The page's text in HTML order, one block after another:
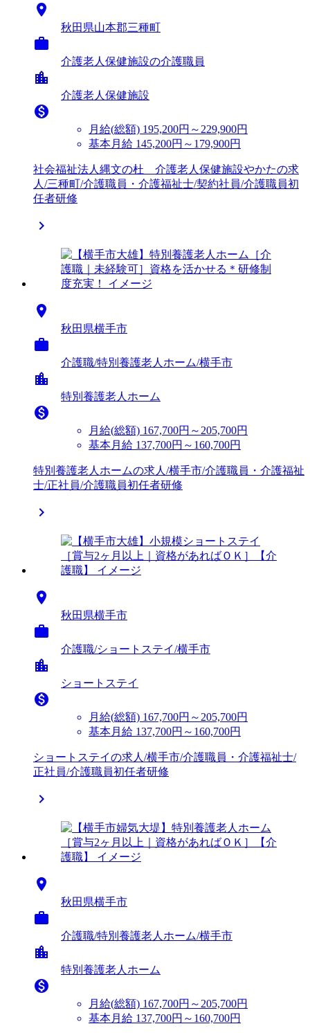

秋田県山本郡三種町

介護老人保健施設の介護職員
location_city
介護老人保健施設

月給(総額) 195,200円～229,900円
基本月給 145,200円～179,900円
社会福祉法人縄文の杜 介護老人保健施設やかたの求
人/三種町/介護職員・介護福祉士/契約社員/介護職員初
任者研修


秋田県横手市

介護職/特別養護老人ホーム/横手市
location_city
特別養護老人ホーム

月給(総額) 167,700円～205,700円
基本月給 137,700円～160,700円
特別養護老人ホームの求人/横手市/介護職員・介護福祉
士/正社員/介護職員初任者研修


秋田県横手市

介護職/ショートステイ/横手市
location_city
ショートステイ

月給(総額) 167,700円～205,700円
基本月給 137,700円～160,700円
ショートステイの求人/横手市/介護職員・介護福祉士/
正社員/介護職員初任者研修


秋田県横手市

介護職/特別養護老人ホーム/横手市
location_city
特別養護老人ホーム

月給(総額) 167,700円～205,700円
基本月給 137,700円～160,700円